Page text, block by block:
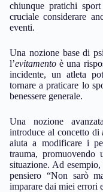
chiunque pratichi
cruciale considerare
eventi.
Una nozione base di
l’evitamento è una
incidente, un atleta
tornare a praticare lo
benessere generale.
Una nozione
introduce al concetto di
aiuta a modificare i
trauma, promuovendo
situazione. Ad
pensiero “Non sarò
imparare dai miei errori